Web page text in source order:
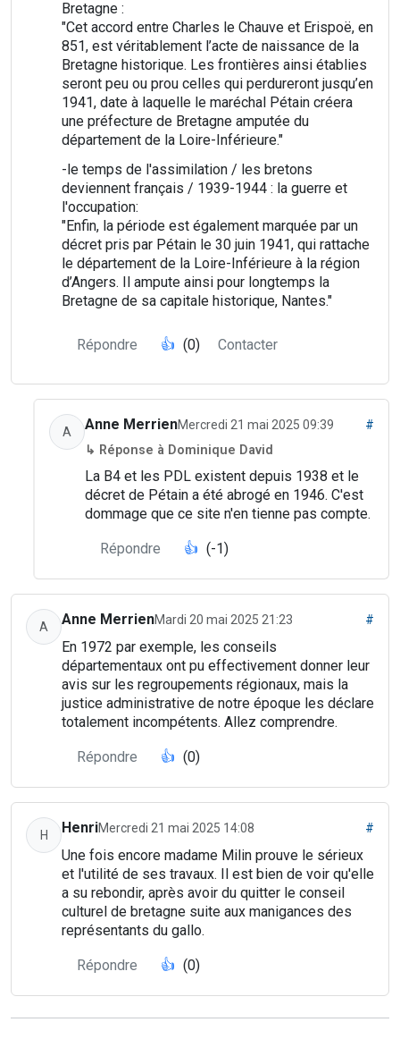
Bretagne :
"Cet accord entre Charles le Chauve et Erispoë, en
851, est véritablement l’acte de naissance de la
Bretagne historique. Les frontières ainsi établies
seront peu ou prou celles qui perdureront jusqu’en
1941, date à laquelle le maréchal Pétain créera
une préfecture de Bretagne amputée du
département de la Loire-Inférieure."
-le temps de l'assimilation / les bretons
deviennent français / 1939-1944 : la guerre et
l'occupation:
"Enfin, la période est également marquée par un
décret pris par Pétain le 30 juin 1941, qui rattache
le département de la Loire-Inférieure à la région
d’Angers. Il ampute ainsi pour longtemps la
Bretagne de sa capitale historique, Nantes."
Répondre 👍 (0) Contacter
A Anne MerrienMercredi 21 mai 2025 09:39 #
↳ Réponse à Dominique David
La B4 et les PDL existent depuis 1938 et le
décret de Pétain a été abrogé en 1946. C'est
dommage que ce site n'en tienne pas compte.
Répondre 👍 (-1)
A Anne MerrienMardi 20 mai 2025 21:23 #
En 1972 par exemple, les conseils
départementaux ont pu effectivement donner leur
avis sur les regroupements régionaux, mais la
justice administrative de notre époque les déclare
totalement incompétents. Allez comprendre.
Répondre 👍 (0)
H HenriMercredi 21 mai 2025 14:08 #
Une fois encore madame Milin prouve le sérieux
et l'utilité de ses travaux. Il est bien de voir qu'elle
a su rebondir, après avoir du quitter le conseil
culturel de bretagne suite aux manigances des
représentants du gallo.
Répondre 👍 (0)